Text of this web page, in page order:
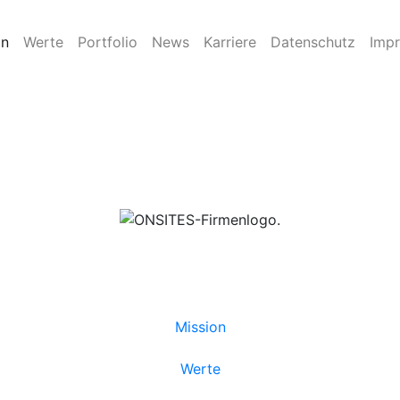
Werte Portfolio News Karriere Datenschutz
Mission
Werte